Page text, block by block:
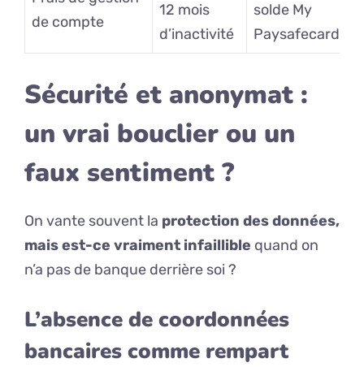
de compte
12 mois
d’inactivité
solde My
Paysafecard
Sécurité et anonymat :
un vrai bouclier ou un
faux sentiment ?
On vante souvent la protection des données,
mais est-ce vraiment infaillible quand on
n’a pas de banque derrière soi ?
L’absence de coordonnées
bancaires comme rempart